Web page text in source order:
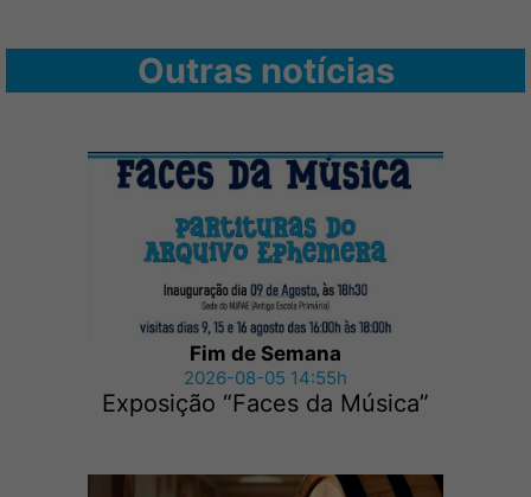
Outras notícias
Fim de Semana
2026-08-05 14:55h
Exposição “Faces da Música”